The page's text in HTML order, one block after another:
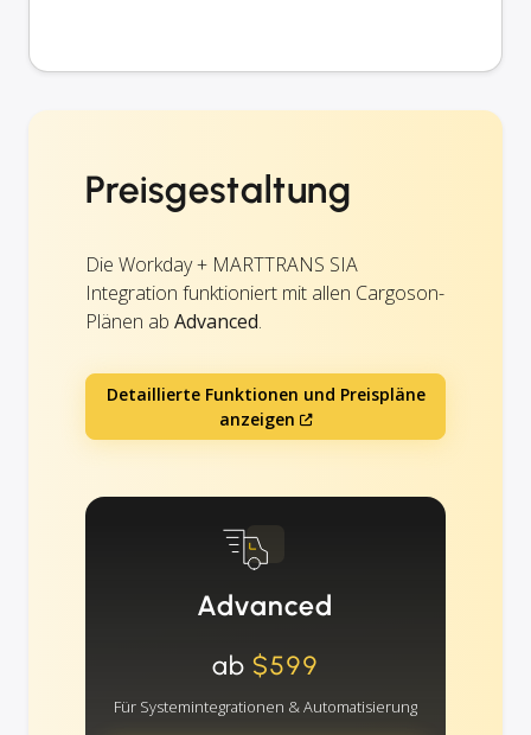
Preisgestaltung
Die Workday + MARTTRANS SIA
Integration funktioniert mit allen Cargoson-
Plänen ab Advanced.
Detaillierte Funktionen und Preispläne
anzeigen
Advanced
ab$599
Für Systemintegrationen & Automatisierung